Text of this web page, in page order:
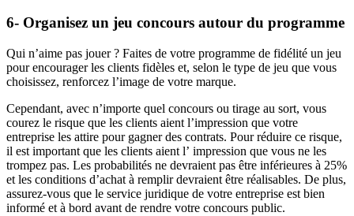
6- Organisez un jeu concours autour du programme
Qui n’aime pas jouer ? Faites de votre programme de fidélité un jeu
pour encourager les clients fidèles et, selon le type de jeu que vous
choisissez, renforcez l’image de votre marque.
Cependant, avec n’importe quel concours ou tirage au sort, vous
courez le risque que les clients aient l’impression que votre
entreprise les attire pour gagner des contrats. Pour réduire ce risque,
il est important que les clients aient l’ impression que vous ne les
trompez pas. Les probabilités ne devraient pas être inférieures à 25%
et les conditions d’achat à remplir devraient être réalisables. De plus,
assurez-vous que le service juridique de votre entreprise est bien
informé et à bord avant de rendre votre concours public.